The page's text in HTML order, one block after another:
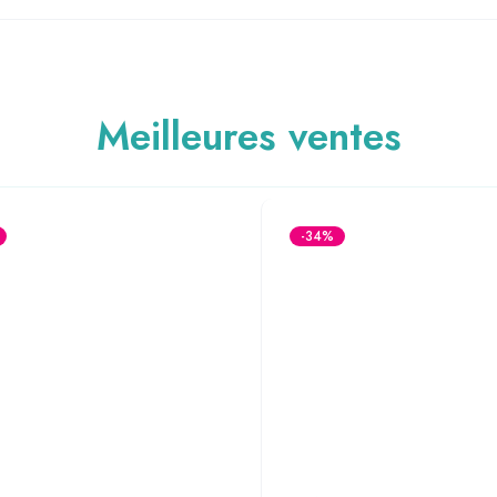
Meilleures ventes
-34%